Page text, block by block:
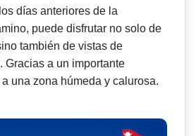
días anteriores de la
puede disfrutar no solo de
también de vistas de
Gracias a un importante
una zona húmeda y calurosa.